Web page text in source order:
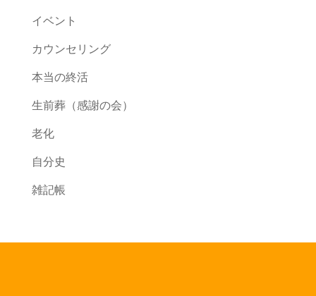
イベント
カウンセリング
本当の終活
生前葬（感謝の会）
老化
自分史
雑記帳